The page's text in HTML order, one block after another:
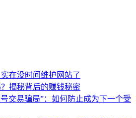
在没时间维护网站了
揭秘背后的赚钱秘密
交易骗局”：如何防止成为下一个受